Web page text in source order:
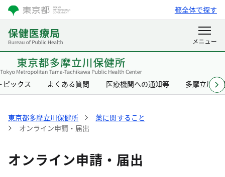
都全体で探す
ピックス よくある質問 医療機関への通知等 多摩立川保
東京都多摩立川保健所
薬に関すること
オンライン申請・届出
オンライン申請・届出